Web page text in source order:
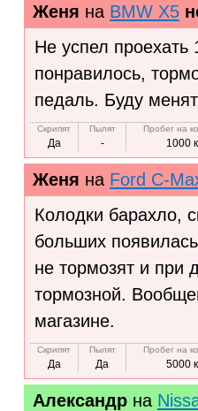
Женя на BMW X5
Не успел проехать
понравилось,
педаль. Буду
Скрипят
Да
Пылят
-
Пробег на
1000
Женя на Ford C-
Колодки барахло,
больших
не тормозят и при
тормозной.
магазине.
Скрипят
Да
Пылят
Да
Пробег на
5000
Александр на